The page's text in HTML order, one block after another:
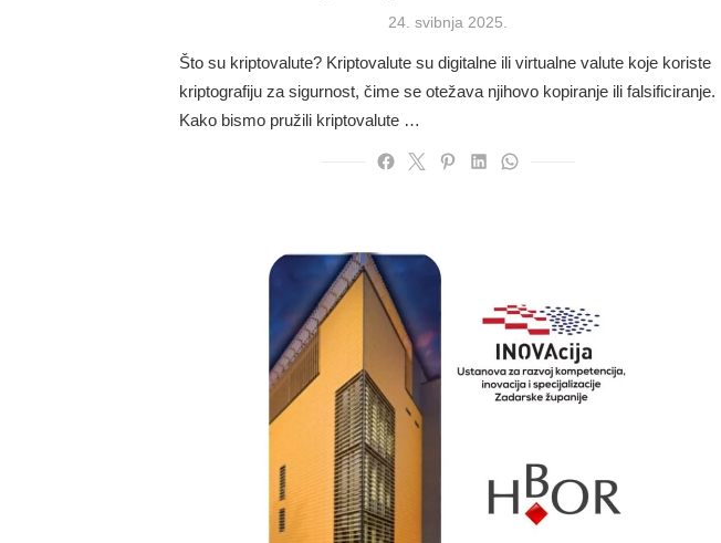
Posted
24. svibnja 2025.
Što su kriptovalute? Kriptovalute su digitalne ili virtualne valute koje koriste
kriptografiju za sigurnost, čime se otežava njihovo kopiranje ili falsificiranje.
Kako bismo pružili kriptovalute …